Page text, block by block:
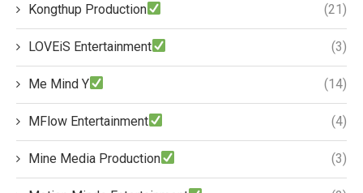
Kongthup Production (21)
LOVEiS Entertainment (3)
Me Mind Y (14)
MFlow Entertainment (4)
Mine Media Production (3)